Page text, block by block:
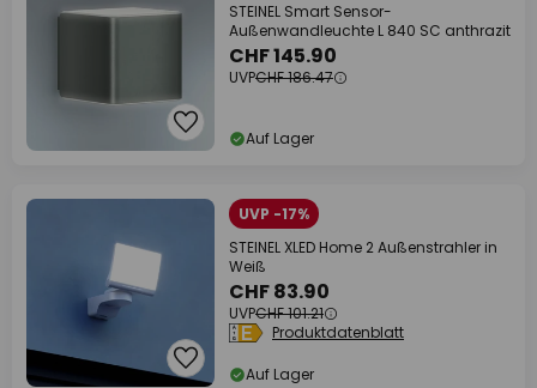
STEINEL Smart Sensor-
Außenwandleuchte L 840 SC anthrazit
CHF 145.90
UVPCHF 186.47
Auf Lager
UVP -17%
STEINEL XLED Home 2 Außenstrahler in
Weiß
CHF 83.90
UVPCHF 101.21
Produktdatenblatt
Auf Lager